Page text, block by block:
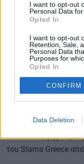
I want to opt-out
Personal Data
Opted In
I want to opt-out
Retention, Sale,
Personal Data
Purposes for
Opted In
CONFIRM
Data Deletion
διενεργούνται
αγαθά ή παρέχονται
βραχυχρόνια
συμφωνείται εκτός
του μισθωτή ενώ
υποκατάστημα
Τμήματος του
κατά πλειοψηφία (5-
του Stama Greece